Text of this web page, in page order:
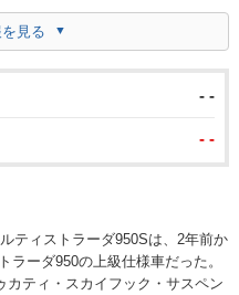
見る
- -
- -
ティストラーダ950Sは、2年前か
ラーダ950の上級仕様車だった。
ティ・スカイフック・サスペン